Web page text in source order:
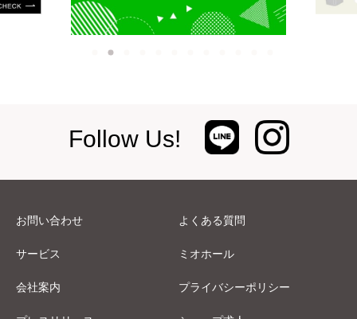
Follow Us!
お問い合わせ よくある質問
サービス ミオホール
会社案内 プライバシーポリシー